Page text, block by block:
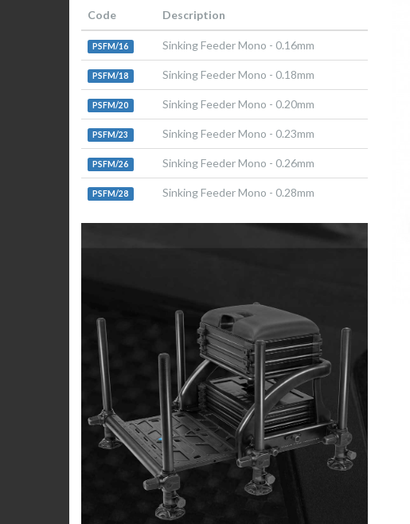
Code Description
PSFM/16 Sinking Feeder Mono - 0.16mm
PSFM/18 Sinking Feeder Mono - 0.18mm
PSFM/20 Sinking Feeder Mono - 0.20mm
PSFM/23 Sinking Feeder Mono - 0.23mm
PSFM/26 Sinking Feeder Mono - 0.26mm
PSFM/28 Sinking Feeder Mono - 0.28mm